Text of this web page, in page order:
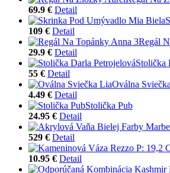
69.9 € Detail
109 € Detail
Regál
29.9 € Detail
Stolička
55 € Detail
Oválna
4.49 € Detail
Stolička Pub
24.95 € Detail
529 € Detail
10.95 € Detail